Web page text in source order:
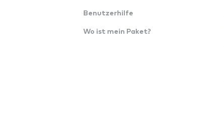
Benutzerhilfe
Wo ist mein Paket?